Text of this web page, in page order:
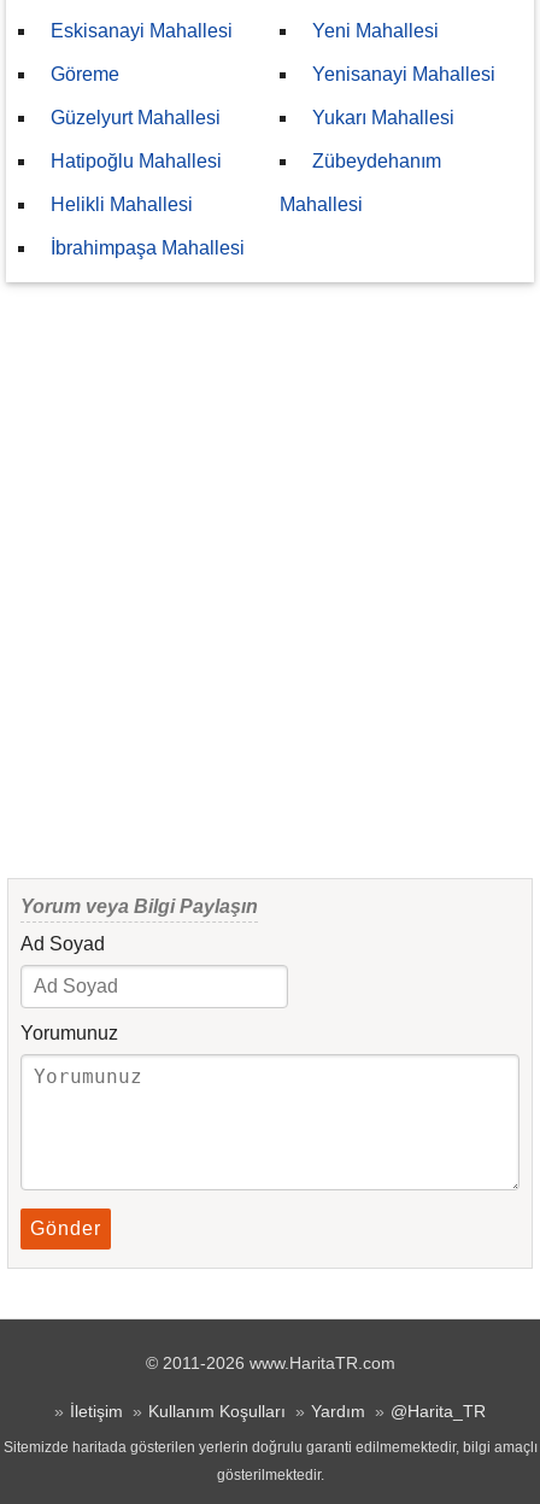
Eskisanayi Mahallesi
Göreme
Güzelyurt Mahallesi
Hatipoğlu Mahallesi
Helikli Mahallesi
İbrahimpaşa Mahallesi
Yeni Mahallesi
Yenisanayi Mahallesi
Yukarı Mahallesi
Zübeydehanım
Mahallesi
Yorum veya Bilgi Paylaşın
Ad Soyad
Yorumunuz
Gönder
© 2011-2026 www.HaritaTR.com
İletişim Kullanım Koşulları Yardım @Harita_TR
Sitemizde haritada gösterilen yerlerin doğrulu garanti edilmemektedir, bilgi amaçlı
gösterilmektedir.